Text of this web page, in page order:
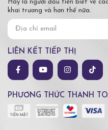
Hãy là người đầu tiên biết về
khai trương và hơn thế nữa.
LIÊN KẾT TIẾP THỊ
PHƯƠNG THỨC THANH